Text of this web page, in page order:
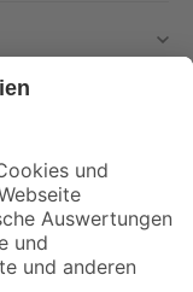
verpassen!